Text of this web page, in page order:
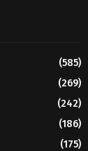
(585)
(269)
(242)
(186)
(175)